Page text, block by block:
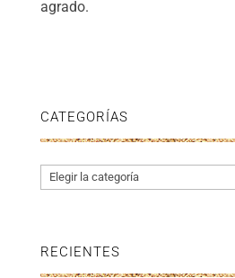
agrado.
CATEGORÍAS
Categorías
RECIENTES